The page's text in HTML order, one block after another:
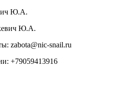
Ю.А.
Ю.А.
zabota@nic-snail.ru
+79059413916